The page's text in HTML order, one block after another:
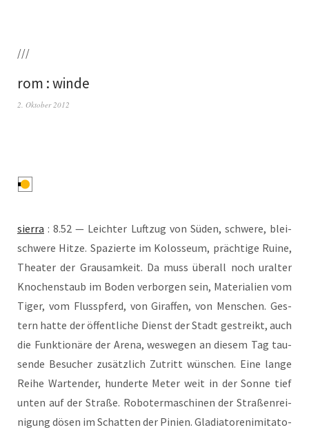
///
rom : winde
2. Oktober 2012
sier­ra : 8.52 — Leich­ter Luft­zug von Süden, schwe­re, blei­
schwe­re Hit­ze. Spa­zier­te im Kolos­se­um, präch­ti­ge Rui­ne,
Thea­ter der Grau­sam­keit. Da muss über­all noch uralter
Kno­chen­staub im Boden ver­bor­gen sein, Mate­ria­li­en vom
Tiger, vom Fluss­pferd, von Giraf­fen, von Men­schen. Ges­
tern hat­te der öffent­li­che Dienst der Stadt gestreikt, auch
die Funk­tio­nä­re der Are­na, wes­we­gen an die­sem Tag tau­
sen­de Besu­cher zusätz­lich Zutritt wün­schen. Eine lan­ge
Rei­he War­ten­der, hun­der­te Meter weit in der Son­ne tief
unten auf der Stra­ße. Robo­ter­ma­schi­nen der Stra­ßen­rei­
ni­gung dösen im Schat­ten der Pini­en. Gla­dia­to­ren­imi­ta­to­